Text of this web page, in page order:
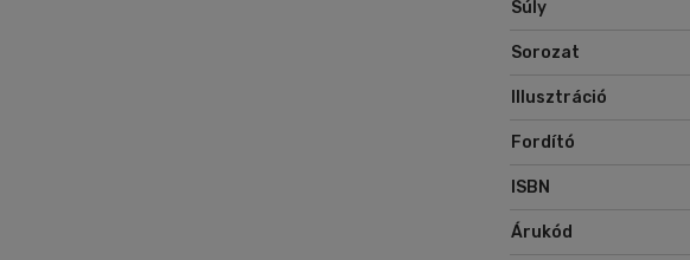
Súly
Sorozat
Illusztráció
Fordító
ISBN
Árukód